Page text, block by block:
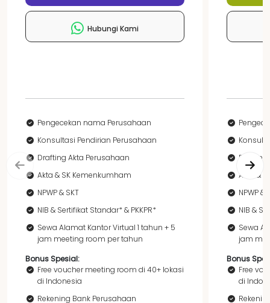
Hubungi Kami
Pengecekan nama Perusahaan
Konsultasi Pendirian Perusahaan
Drafting Akta Perusahaan
Akta & SK Kemenkumham
NPWP & SKT
NIB & Sertifikat Standar* & PKKPR*
Sewa Alamat Kantor Virtual 1 tahun + 5
jam meeting room per tahun
Bonus Spesial:
Free voucher meeting room di 40+ lokasi
di Indonesia
Rekening Bank Perusahaan
Drafting
Akta &
NPWP &
NIB &
Sewa
jam
Bonus
Free
di